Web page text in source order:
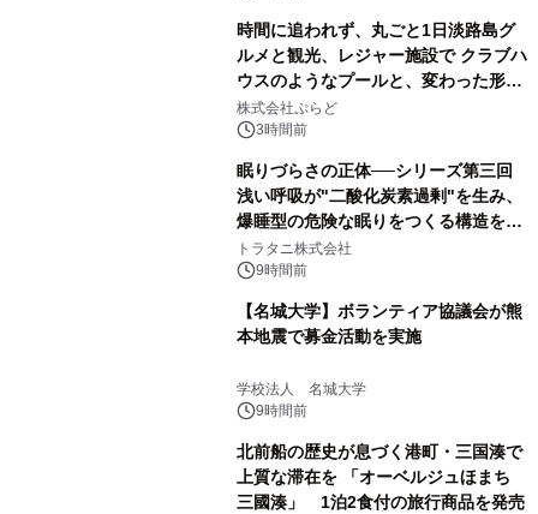
時間に追われず、丸ごと1日淡路島グ
ルメと観光、レジャー施設で クラブハ
ウスのようなプールと、変わった形の
サウナも 「THE BOXY AWAJI」のお
得な素泊まり連泊プランで
株式会社ぷらど
3時間前
眠りづらさの正体──シリーズ第三回
浅い呼吸が"二酸化炭素過剰"を生み、
爆睡型の危険な眠りをつくる構造を解
説
トラタニ株式会社
9時間前
【名城大学】ボランティア協議会が熊
本地震で募金活動を実施
学校法人 名城大学
9時間前
北前船の歴史が息づく港町・三国湊で
上質な滞在を 「オーベルジュほまち
三國湊」 1泊2食付の旅行商品を発売